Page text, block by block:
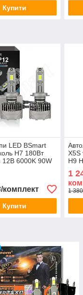
Купити
LED BSmart
H7 180Вт
6000K 90W
Купити
X5S
H9
1
1